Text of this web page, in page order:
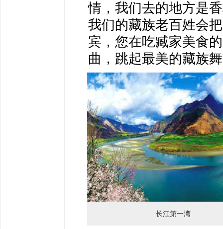
情，我们去的地方是
我们的藏族老百姓会
宾，您在吃臧家美食
曲，跳起最美的藏族
长江第一湾